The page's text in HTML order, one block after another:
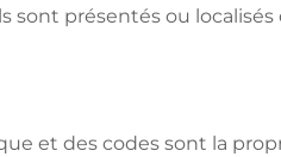
présentés ou localisés
et des codes sont la